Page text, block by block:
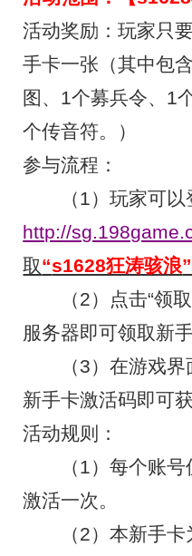
活动奖励：玩家只
手卡一张（其中包
图、1个募兵令、1
个传音符。）
参与流程：
（1）玩家可以
http://
取“s1628狂涛骇浪”
（2）点击“领取
服务器即可领取新
（3）在游戏界
新手卡激活码即可
活动规则：
（1）每个账号
激活一次。
（2）本新手卡